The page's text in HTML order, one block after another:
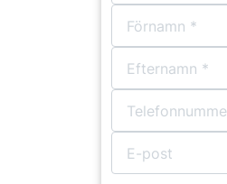
Bårhus